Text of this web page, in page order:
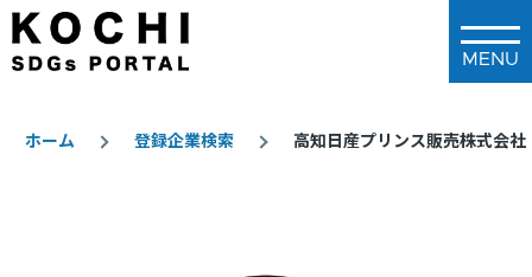
メインコンテンツに移動
ホーム 登録企業検索 高知日産プリンス販売株式会社